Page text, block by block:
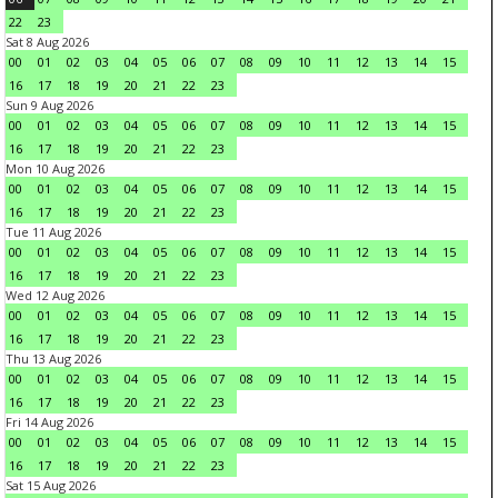
22
23
Sat 8 Aug 2026
00
01 02 03 04 05 06 07 08 09 10 11 12 13 14
15
16
17 18 19 20 21 22
23
Sun 9 Aug 2026
00
01 02 03 04 05 06 07 08 09 10 11 12 13 14
15
16
17 18 19 20 21 22
23
Mon 10 Aug 2026
00
01 02 03 04 05 06 07 08 09 10 11 12 13 14
15
16
17 18 19 20 21 22
23
Tue 11 Aug 2026
00
01 02 03 04 05 06 07 08 09 10 11 12 13 14
15
16
17 18 19 20 21 22
23
Wed 12 Aug 2026
00
01 02 03 04 05 06 07 08 09 10 11 12 13 14
15
16
17 18 19 20 21 22
23
Thu 13 Aug 2026
00
01 02 03 04 05 06 07 08 09 10 11 12 13 14
15
16
17 18 19 20 21 22
23
Fri 14 Aug 2026
00
01 02 03 04 05 06 07 08 09 10 11 12 13 14
15
16
17 18 19 20 21 22
23
Sat 15 Aug 2026